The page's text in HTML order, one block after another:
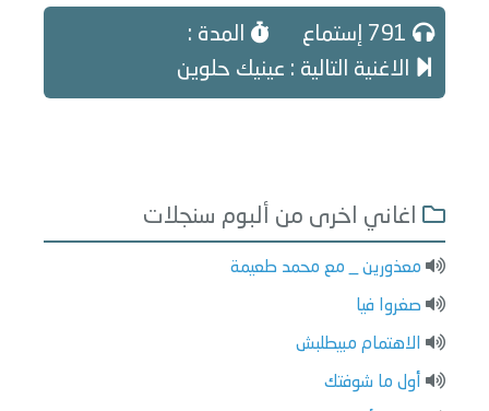
المدة :
الاغنية التالية : عينيك حلوين
اغاني اخرى من ألبوم سنجلات
معذورين _ مع محمد طعيمة
صغروا فيا
الاهتمام مبيطلبش
أول ما شوفتك